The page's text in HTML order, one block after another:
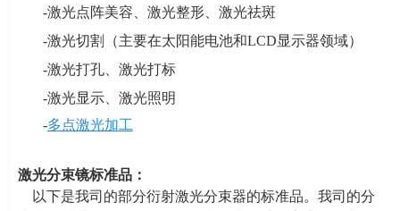
-激光点阵美容、激光整形、激光祛斑
-激光切割（主要在太阳能电池和LCD显示器领域）
-激光打孔、激光打标
-激光显示、激光照明
-多点激光加工
激光分束镜标准品：
以下是我司的部分衍射激光分束器的标准品。我司的分